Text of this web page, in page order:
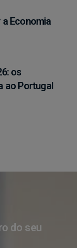
Economia
os
ao Portugal
do seu